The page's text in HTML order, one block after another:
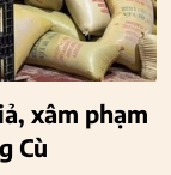
xâm phạm
Cù